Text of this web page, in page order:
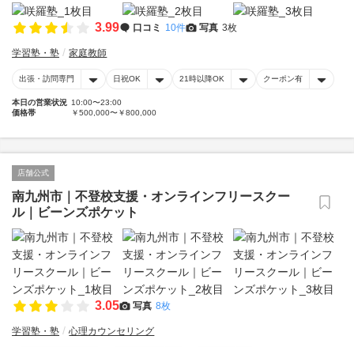
3.99 口コミ 10件 写真 3枚
学習塾・塾 家庭教師
出張・訪問専門 日祝OK 21時以降OK クーポン有
本日の営業状況 10:00〜23:00
価格帯
￥500,000〜￥800,000
店舗公式
南九州市｜不登校支援・オンラインフリースクー
ル｜ビーンズポケット
3.05 写真 8枚
学習塾・塾 心理カウンセリング